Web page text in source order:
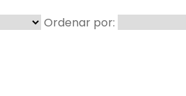
Ordenar por: